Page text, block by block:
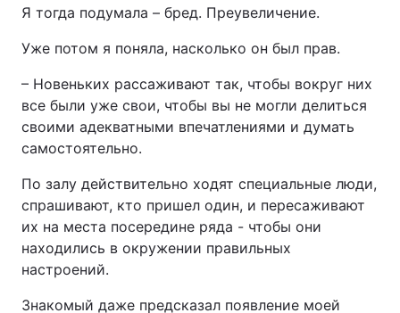
Я тогда подумала – бред. Преувеличение.
Уже потом я поняла, насколько он был прав.
– Новеньких рассаживают так, чтобы вокруг них
все были уже свои, чтобы вы не могли делиться
своими адекватными впечатлениями и думать
самостоятельно.
По залу действительно ходят специальные люди,
спрашивают, кто пришел один, и пересаживают
их на места посередине ряда - чтобы они
находились в окружении правильных
настроений.
Знакомый даже предсказал появление моей